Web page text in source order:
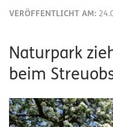
VERÖFFENTLICHT AM:
Naturpark
beim